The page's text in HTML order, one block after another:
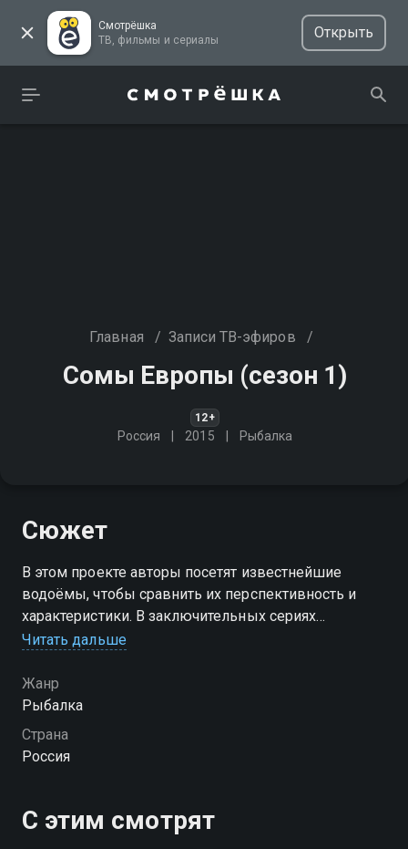
Смотрёшка
ТВ, фильмы и сериалы
Открыть
Главная / Записи ТВ-эфиров /
Сомы Европы (сезон 1)
12+
Россия 2015 Рыбалка
Сюжет
В этом проекте авторы посетят известнейшие
водоёмы, чтобы сравнить их перспективность и
характеристики. В заключительных сериях
европейские эксперты приедут в Россию, чтобы
подвести итоги цикла
Посмотреть онлайн 1 сезон сериала Сомы Европы
вы можете совершенно бесплатно в хорошем HD
Читать дальше
Жанр
Рыбалка
Страна
Россия
С этим смотрят